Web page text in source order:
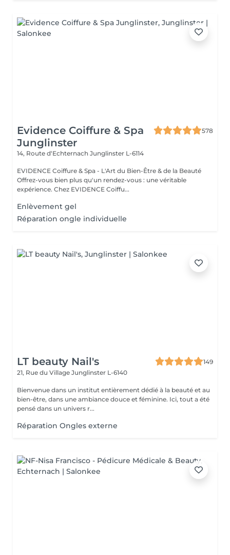
Evidence Coiffure & Spa
Junglinster
578
14, Route d‘Echternach Junglinster L-6114
EVIDENCE Coiffure & Spa - L'Art du Bien-Être & de la Beauté
Offrez-vous bien plus qu'un rendez-vous : une véritable
expérience. Chez EVIDENCE Coiffu...
Enlèvement gel
Réparation ongle individuelle
LT beauty Nail's
149
21, Rue du Village Junglinster L-6140
Bienvenue dans un institut entièrement dédié à la beauté et au
bien-être, dans une ambiance douce et féminine. Ici, tout a été
pensé dans un univers r...
Réparation Ongles externe